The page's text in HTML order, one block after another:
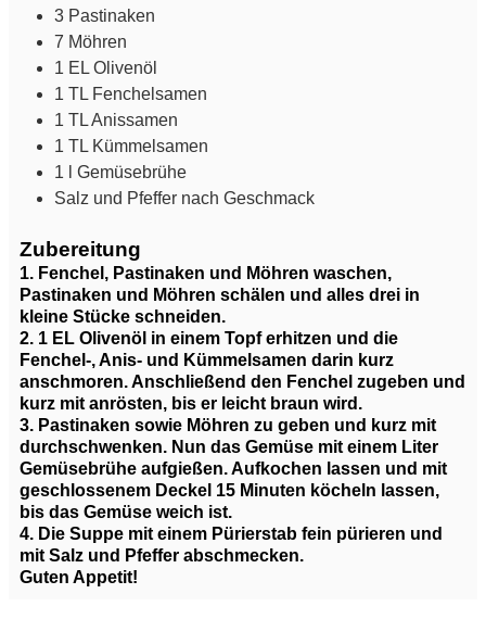
3 Pastinaken
7 Möhren
1 EL Olivenöl
1 TL Fenchelsamen
1 TLAnissamen
1 TL Kümmelsamen
1
Gemüsebrühe
Salz und Pfeffer nach Geschmack
Zubereitung
1. Fenchel, Pastinaken und Möhren waschen,
Pastinaken und Möhren schälen und alles drei in
kleine Stücke schneiden.
2. 1 EL Olivenöl in einem Topf erhitzen und die
Fenchel-, Anis- und Kümmelsamen darin kurz
anschmoren. Anschließend den Fenchel zugeben und
kurz mit anrösten, bis er leicht braun wird.
3. Pastinaken sowie Möhren zu geben und kurz mit
durchschwenken. Nun das Gemüse mit einem Liter
Gemüsebrühe aufgießen. Aufkochen lassen und mit
geschlossenem Deckel 15 Minuten köcheln lassen,
bis das Gemüse weich ist.
4. Die Suppe mit einem Pürierstab fein pürieren und
mit Salz und Pfeffer abschmecken.
Guten Appetit!